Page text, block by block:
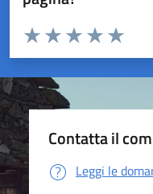
Valuta da 1 a 5 stelle la
Valuta
Valuta 4
Valuta 3 stelle
Valuta 2 stelle su 5
Valuta 1 stelle su 5
Contatta il
Leggi le